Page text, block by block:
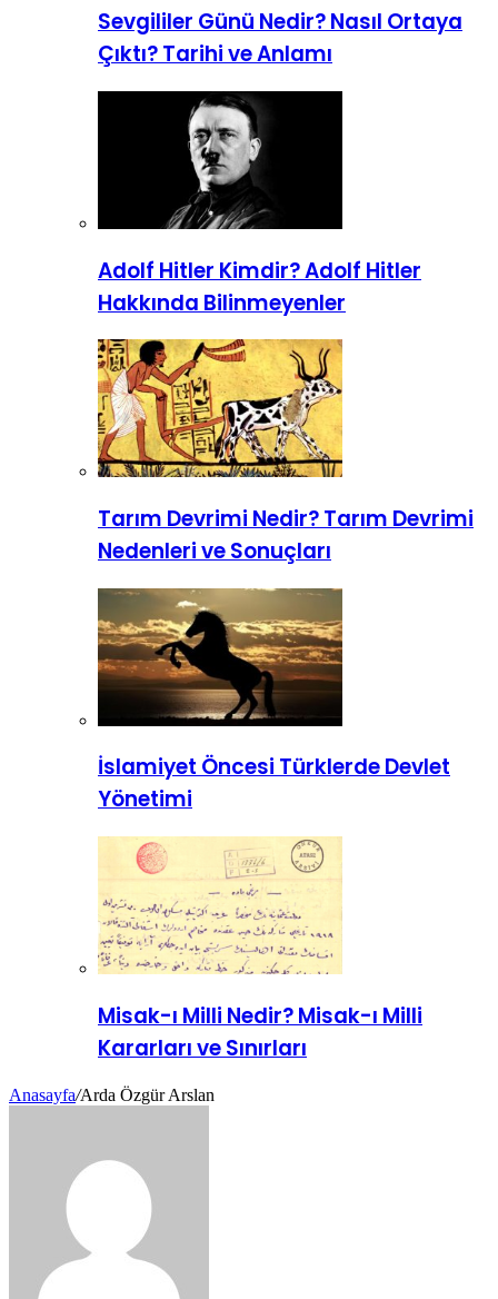
Sevgililer Günü Nedir? Nasıl Ortaya
Çıktı? Tarihi ve Anlamı
Adolf Hitler Kimdir? Adolf Hitler
Hakkında Bilinmeyenler
Tarım Devrimi Nedir? Tarım Devrimi
Nedenleri ve Sonuçları
İslamiyet Öncesi Türklerde Devlet
Yönetimi
Misak-ı Milli Nedir? Misak-ı Milli
Kararları ve Sınırları
Anasayfa/Arda Özgür Arslan